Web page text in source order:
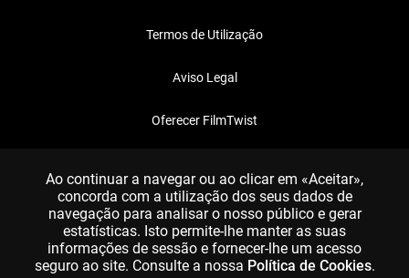
Termos de Utilização
Aviso Legal
Oferecer FilmTwist
Ao continuar a navegar ou ao clicar em «Aceitar»,
concorda com a utilização dos seus dados de
navegação para analisar o nosso público e gerar
estatísticas. Isto permite-lhe manter as suas
informações de sessão e fornecer-lhe um acesso
seguro ao site. Consulte a nossa Política de Cookies.